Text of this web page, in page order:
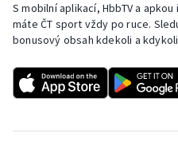
S mobilní aplikací, HbbTV a
máte ČT sport vždy po ruce.
bonusový obsah kdekoli a